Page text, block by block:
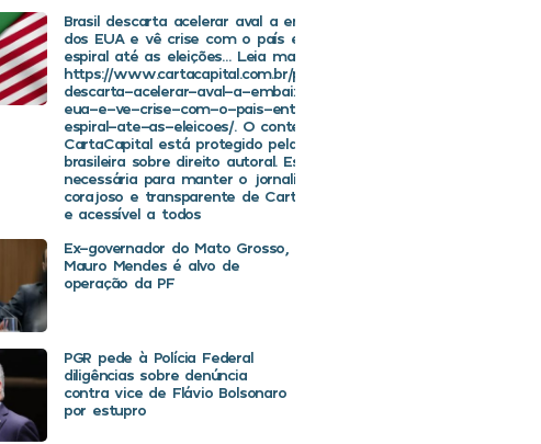
Brasil descarta acelerar aval a embaixador
dos EUA e vê crise com o país entrar em
espiral até as eleições… Leia mais em
https://www.cartacapital.com.br/politica/brasil-
descarta-acelerar-aval-a-embaixador-dos-
eua-e-ve-crise-com-o-pais-entrar-em-
espiral-ate-as-eleicoes/. O conteúdo de
CartaCapital está protegido pela legislação
brasileira sobre direito autoral. Essa defesa é
necessária para manter o jornalismo
corajoso e transparente de CartaCapital vivo
e acessível a todos
Ex-governador do Mato Grosso,
Mauro Mendes é alvo de
operação da PF
PGR pede à Polícia Federal
diligências sobre denúncia
contra vice de Flávio Bolsonaro
por estupro